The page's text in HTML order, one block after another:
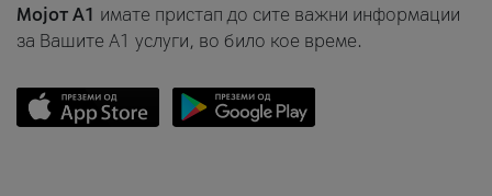
Мојот A1 имате пристап до сите важни информации
за Вашите A1 услуги, во било кое време.